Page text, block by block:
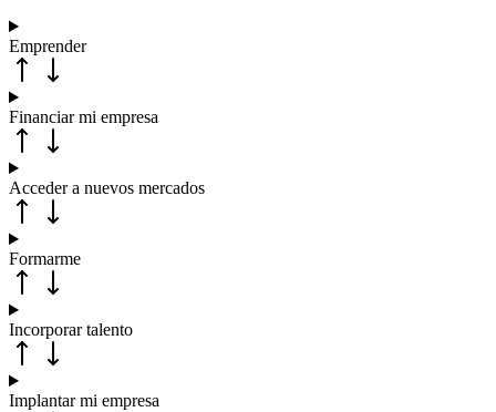
Emprender
Financiar mi empresa
Acceder a nuevos mercados
Formarme
Incorporar talento
Implantar mi empresa